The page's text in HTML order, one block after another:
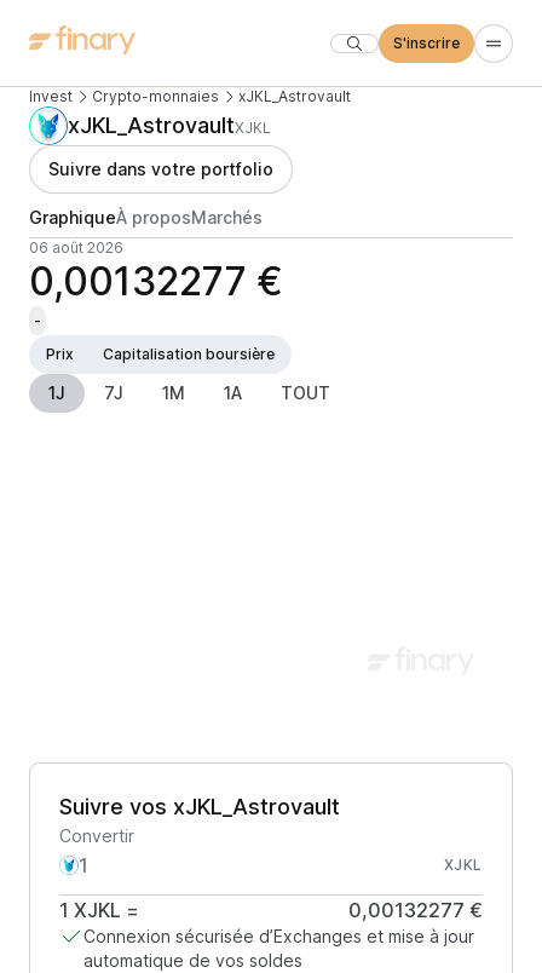
S'inscrire
Invest Crypto-monnaies xJKL_Astrovault
xJKL_AstrovaultXJKL
Suivre dans votre portfolio
GraphiqueÀ proposMarchés
06 août 2026
0,00132277 €
-
Prix
Capitalisation boursière
1J 7J 1M 1A TOUT
Suivre vos xJKL_Astrovault
Convertir
XJKL
1 XJKL = 0,00132277 €
Connexion sécurisée d’Exchanges et mise à jour
automatique de vos soldes